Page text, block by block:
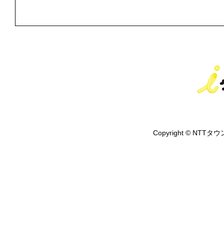
Copyright © NTTタウ